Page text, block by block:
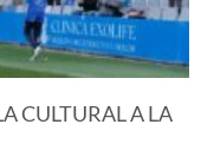
CULTURAL A LA